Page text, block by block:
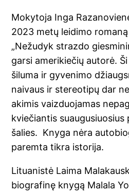
Mokytoja Inga
2023 metų leidimo
„Nežudyk strazdo
garsi amerikiečių autorė.
šiluma ir gyvenimo
naivaus ir stereotipų dar
akimis vaizduojamas
kviečiantis suaugusiuosius
šalies. Knyga nėra
paremta tikra istorija.
Lituanistė Laima
biografinę knygą Malala